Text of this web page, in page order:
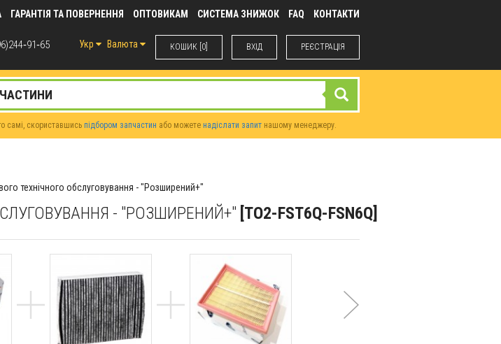
ГАРАНТІЯ ТА ПОВЕРНЕННЯ ОПТОВИКАМ СИСТЕМА ЗНИЖОК FAQ КОНТАКТИ
КОШИК [0] ВХIД РЕЄСТРАЦІЯ
Укр Валюта
самі, скориставшись підбором запчастин або можете надіслати запит нашому менеджеру.
технічного обслуговування - "Розширений+"
- "РОЗШИРЕНИЙ+" [TO2-FST6Q-FSN6Q]